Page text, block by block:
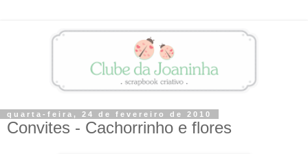
quarta-feira, 24 de fevereiro de 2010
Convites - Cachorrinho e flores